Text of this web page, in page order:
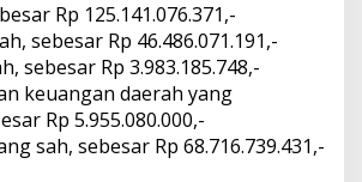
Rp 125.141.076.371,-
sebesar Rp 46.486.071.191,-
sebesar Rp 3.983.185.748,-
keuangan daerah yang
Rp 5.955.080.000,-
sah, sebesar Rp 68.716.739.431,-